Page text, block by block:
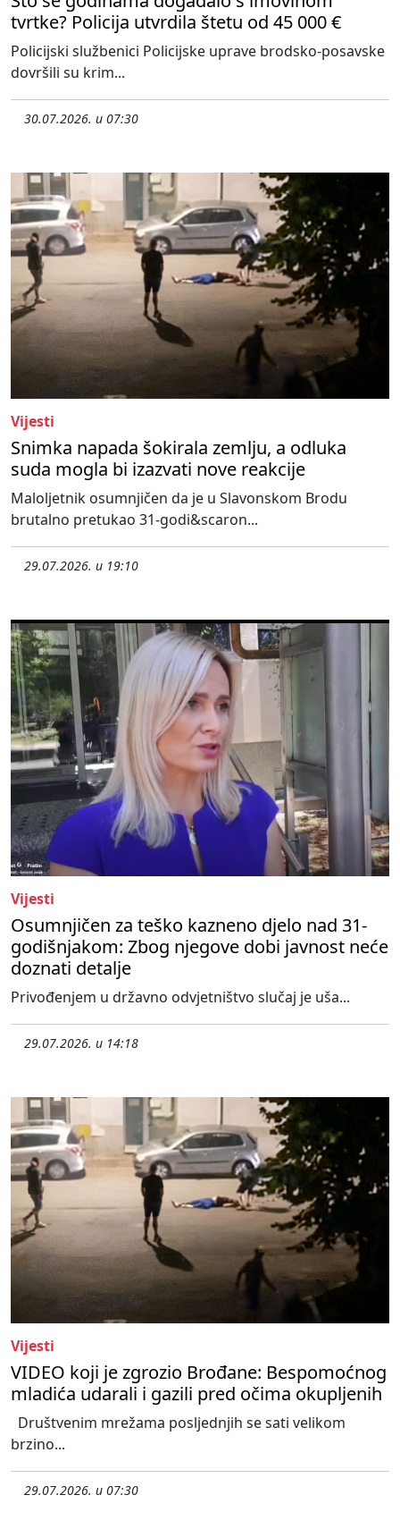
tvrtke? Policija utvrdila štetu od 45 000 €
Policijski službenici Policijske uprave brodsko-posavske
dovršili su krim...
30.07.2026. u 07:30
Vijesti
Snimka napada šokirala zemlju, a odluka
suda mogla bi izazvati nove reakcije
Maloljetnik osumnjičen da je u Slavonskom Brodu
brutalno pretukao 31-godi&scaron...
29.07.2026. u 19:10
Vijesti
Osumnjičen za teško kazneno djelo nad 31-
godišnjakom: Zbog njegove dobi javnost neće
doznati detalje
Privođenjem u državno odvjetništvo slučaj je uša...
29.07.2026. u 14:18
Vijesti
VIDEO koji je zgrozio Brođane: Bespomoćnog
mladića udarali i gazili pred očima okupljenih
Društvenim mrežama posljednjih se sati velikom
brzino...
29.07.2026. u 07:30